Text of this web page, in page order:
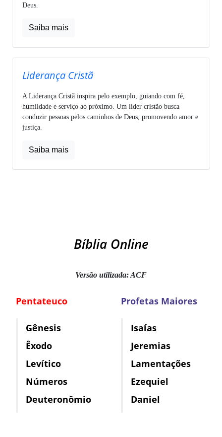
Deus.
Saiba mais
Liderança Cristã
A Liderança Cristã inspira pelo exemplo, guiando com fé,
humildade e serviço ao próximo. Um líder cristão busca
conduzir pessoas pelos caminhos de Deus, promovendo amor e
justiça.
Saiba mais
Bíblia Online
Versão utilizada: ACF
Pentateuco
Gênesis
Êxodo
Levítico
Números
Deuteronômio
Profetas Maiores
Isaías
Jeremias
Lamentações
Ezequiel
Daniel